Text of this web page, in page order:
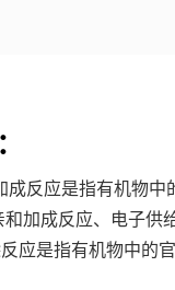
反应是指有机物中
加成反应、电子供
应是指有机物中的